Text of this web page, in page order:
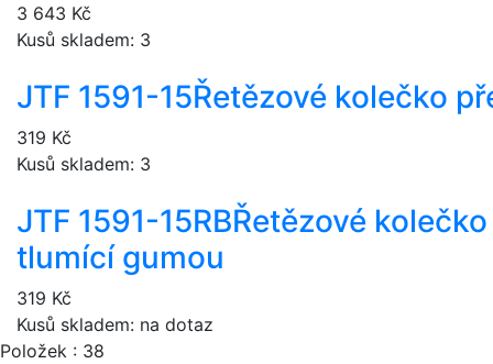
3 643 Kč
Kusů skladem: 3
JTF 1591-15Řetězové kolečko
319 Kč
Kusů skladem: 3
JTF 1591-15RBŘetězové
tlumící gumou
319 Kč
Kusů skladem: na dotaz
Položek : 38